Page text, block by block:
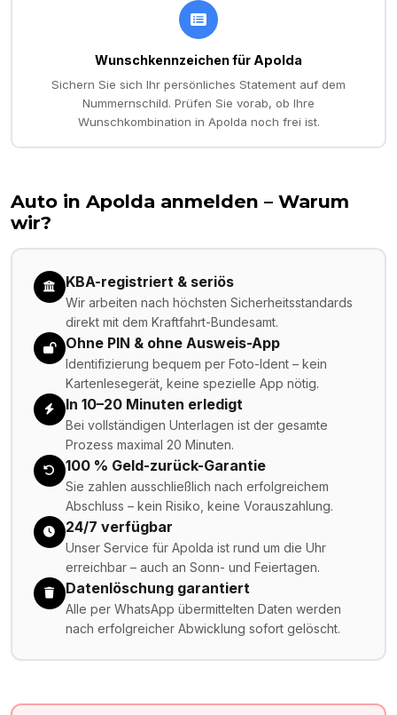
Wunschkennzeichen für Apolda
Sichern Sie sich Ihr persönliches Statement auf dem
Nummernschild. Prüfen Sie vorab, ob Ihre
Wunschkombination in Apolda noch frei ist.
Auto in Apolda anmelden – Warum
wir?
KBA-registriert & seriös
Wir arbeiten nach höchsten Sicherheitsstandards
direkt mit dem Kraftfahrt-Bundesamt.
Ohne PIN & ohne Ausweis-App
Identifizierung bequem per Foto-Ident – kein
Kartenlesegerät, keine spezielle App nötig.
In 10–20 Minuten erledigt
Bei vollständigen Unterlagen ist der gesamte
Prozess maximal 20 Minuten.
100 % Geld-zurück-Garantie
Sie zahlen ausschließlich nach erfolgreichem
Abschluss – kein Risiko, keine Vorauszahlung.
24/7 verfügbar
Unser Service für Apolda ist rund um die Uhr
erreichbar – auch an Sonn- und Feiertagen.
Datenlöschung garantiert
Alle per WhatsApp übermittelten Daten werden
nach erfolgreicher Abwicklung sofort gelöscht.